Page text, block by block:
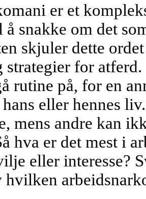
er et
snakke om det
skjuler dette
strategier for
rutine på, for en
hans eller hennes
mens andre kan
hva er det mest i
eller interesse?
hvilken